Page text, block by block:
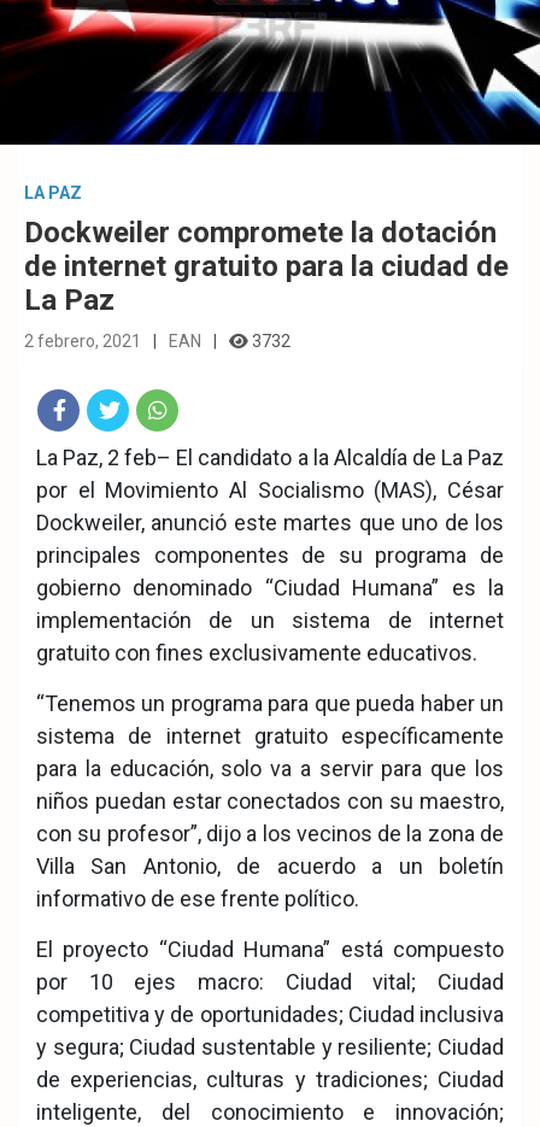
LA PAZ
Dockweiler compromete la dotación
de internet gratuito para la ciudad de
La Paz
2 febrero, 2021 EAN 3732
Fac
eb
ook
Twit
ter
Wha
tsA
pp
La Paz, 2 feb– El candidato a la Alcaldía de La Paz
por el Movimiento Al Socialismo (MAS), César
Dockweiler, anunció este martes que uno de los
principales componentes de su programa de
gobierno denominado “Ciudad Humana” es la
implementación de un sistema de internet
gratuito con fines exclusivamente educativos.
“Tenemos un programa para que pueda haber un
sistema de internet gratuito específicamente
para la educación, solo va a servir para que los
niños puedan estar conectados con su maestro,
con su profesor”, dijo a los vecinos de la zona de
Villa San Antonio, de acuerdo a un boletín
informativo de ese frente político.
El proyecto “Ciudad Humana” está compuesto
por 10 ejes macro: Ciudad vital; Ciudad
competitiva y de oportunidades; Ciudad inclusiva
y segura; Ciudad sustentable y resiliente; Ciudad
de experiencias, culturas y tradiciones; Ciudad
inteligente, del conocimiento e innovación;